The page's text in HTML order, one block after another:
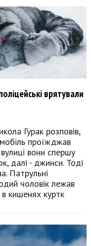
врятували
Гурак розповів,
проїжджав
вони спершу
далі - джинси. Тоді
Патрульні
чоловік лежав
в кишенях куртк